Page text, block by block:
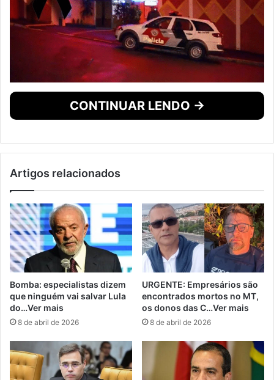
CONTINUAR LENDO →
Artigos relacionados
Bomba: especialistas dizem
que ninguém vai salvar Lula
do…Ver mais
8 de abril de 2026
URGENTE: Empresários são
encontrados mortos no MT,
os donos das C…Ver mais
8 de abril de 2026